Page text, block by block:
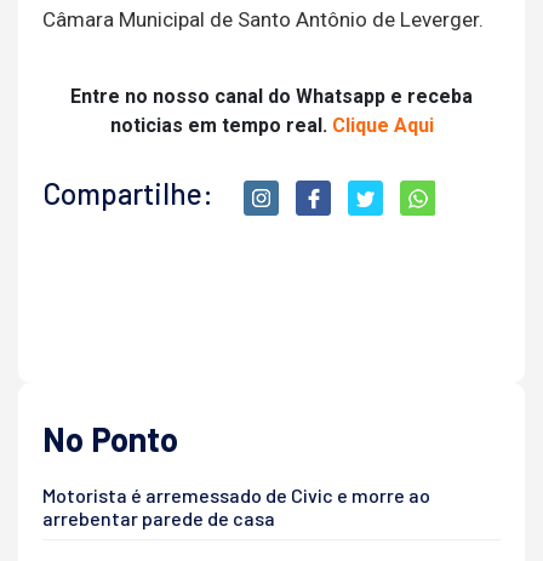
Câmara Municipal de Santo Antônio de Leverger.
Entre no nosso canal do Whatsapp e receba
noticias em tempo real. Clique Aqui
Compartilhe:
No Ponto
Motorista é arremessado de Civic e morre ao
arrebentar parede de casa